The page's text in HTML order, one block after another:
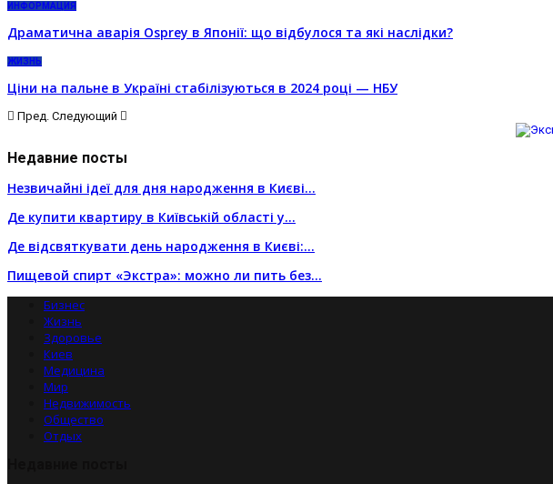
ИНФОРМАЦИЯ
Драматична аварія Osprey в Японії: що відбулося та які наслідки?
ЖИЗНЬ
Ціни на пальне в Україні стабілізуються в 2024 році — НБУ
Пред. Следующий
Недавние посты
Незвичайні ідеї для дня народження в Києві…
Де купити квартиру в Київській області у…
Де відсвяткувати день народження в Києві:…
Пищевой спирт «Экстра»: можно ли пить без…
Бизнес
Жизнь
Здоровье
Киев
Медицина
Мир
Недвижимость
Общество
Отдых